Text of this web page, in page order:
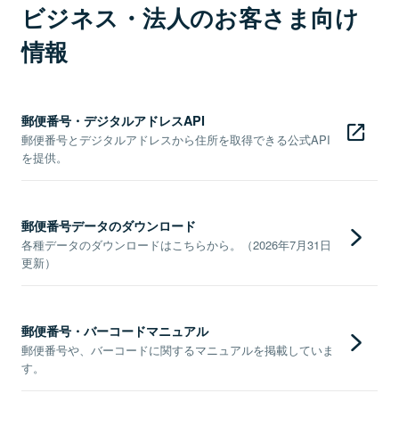
ビジネス・法人のお客さま向け
情報
郵便番号・デジタルアドレスAPI
郵便番号とデジタルアドレスから住所を取得できる公式API
を提供。
郵便番号データのダウンロード
各種データのダウンロードはこちらから。（2026年7月31日
更新）
郵便番号・バーコードマニュアル
郵便番号や、バーコードに関するマニュアルを掲載していま
す。